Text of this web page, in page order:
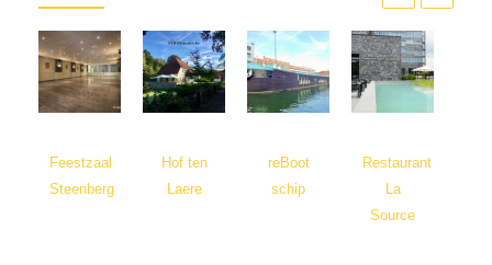
Feestzaal
Steenberg
Hof ten
Laere
reBoot
schip
Restaurant
La
Source